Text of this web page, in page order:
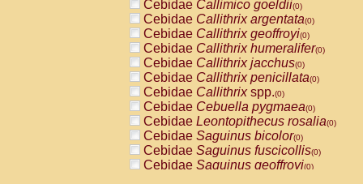
Cebidae Callimico goeldii(0)
Cebidae Callithrix argentata(0)
Cebidae Callithrix geoffroyi(0)
Cebidae Callithrix humeralifer(0)
Cebidae Callithrix jacchus(0)
Cebidae Callithrix penicillata(0)
Cebidae Callithrixspp.(0)
Cebidae Cebuella pygmaea(0)
Cebidae Leontopithecus rosalia(0)
Cebidae Saguinus bicolor(0)
Cebidae Saguinus fuscicollis(0)
Cebidae Saguinus geoffroyi(0)